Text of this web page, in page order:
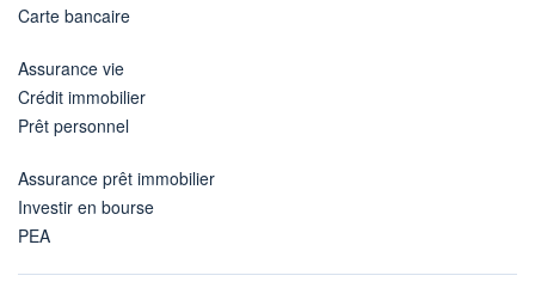
Carte bancaire
Assurance vie
Crédit immobilier
Prêt personnel
Assurance prêt immobilier
Investir en bourse
PEA